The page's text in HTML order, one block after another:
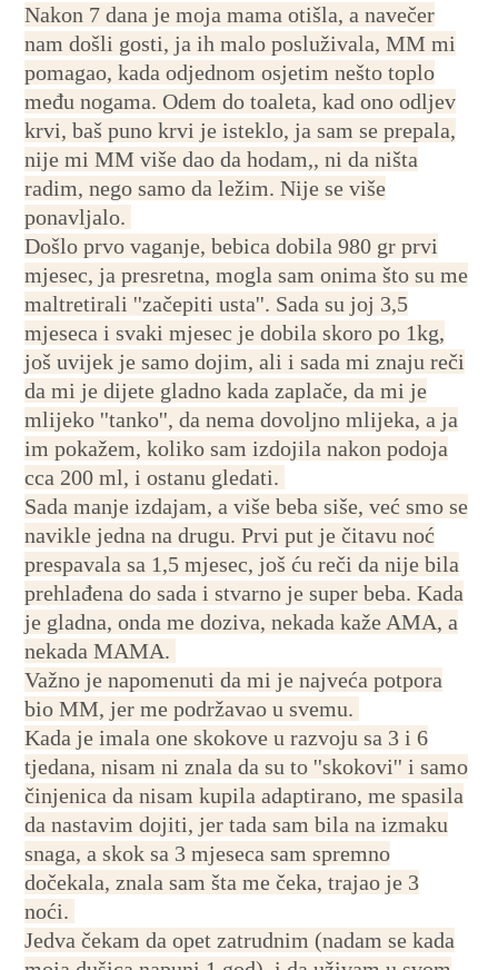
Nakon 7 dana je moja mama otišla, a navečer
nam došli gosti, ja ih malo posluživala, MM mi
pomagao, kada odjednom osjetim nešto toplo
među nogama. Odem do toaleta, kad ono odljev
krvi, baš puno krvi je isteklo, ja sam se prepala,
nije mi MM više dao da hodam,, ni da ništa
radim, nego samo da ležim. Nije se više
ponavljalo.
Došlo prvo vaganje, bebica dobila 980 gr prvi
mjesec, ja presretna, mogla sam onima što su me
maltretirali ''začepiti usta''. Sada su joj 3,5
mjeseca i svaki mjesec je dobila skoro po 1kg,
još uvijek je samo dojim, ali i sada mi znaju reči
da mi je dijete gladno kada zaplače, da mi je
mlijeko ''tanko'', da nema dovoljno mlijeka, a ja
im pokažem, koliko sam izdojila nakon podoja
cca 200 ml, i ostanu gledati.
Sada manje izdajam, a više beba siše, već smo se
navikle jedna na drugu. Prvi put je čitavu noć
prespavala sa 1,5 mjesec, još ću reči da nije bila
prehlađena do sada i stvarno je super beba. Kada
je gladna, onda me doziva, nekada kaže AMA, a
nekada MAMA.
Važno je napomenuti da mi je najveća potpora
bio MM, jer me podržavao u svemu.
Kada je imala one skokove u razvoju sa 3 i 6
tjedana, nisam ni znala da su to ''skokovi'' i samo
činjenica da nisam kupila adaptirano, me spasila
da nastavim dojiti, jer tada sam bila na izmaku
snaga, a skok sa 3 mjeseca sam spremno
dočekala, znala sam šta me čeka, trajao je 3
noći.
Jedva čekam da opet zatrudnim (nadam se kada